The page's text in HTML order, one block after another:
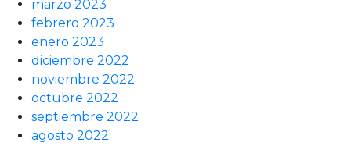
marzo 2023
febrero 2023
enero 2023
diciembre 2022
noviembre 2022
octubre 2022
septiembre 2022
agosto 2022